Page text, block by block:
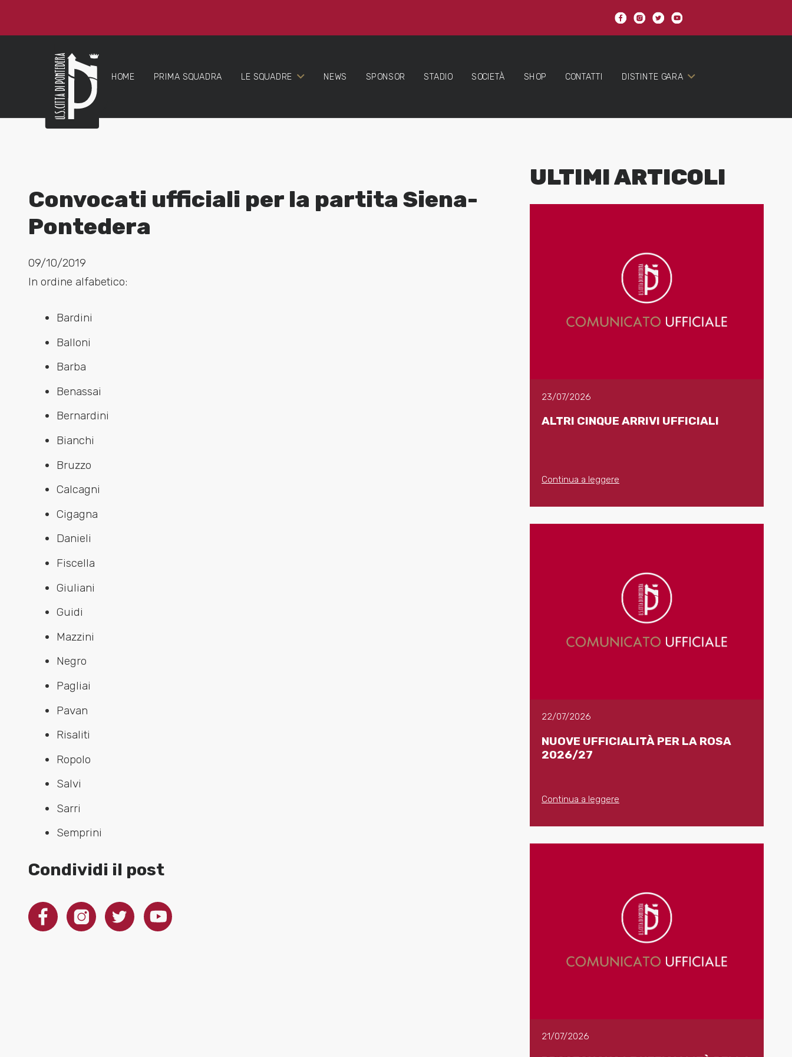
HOME PRIMA SQUADRA LE SQUADRE NEWS SPONSOR STADIO SOCIETÀ SHOP CONTATTI DISTINTE GARA
Convocati ufficiali per la partita Siena-
Pontedera
09/10/2019
In ordine alfabetico:
Bardini
Balloni
Barba
Benassai
Bernardini
Bianchi
Bruzzo
Calcagni
Cigagna
Danieli
Fiscella
Giuliani
Guidi
Mazzini
Negro
Pagliai
Pavan
Risaliti
Ropolo
Salvi
Sarri
Semprini
Condividi il post
ULTIMI ARTICOLI
23/07/2026
ALTRI CINQUE ARRIVI UFFICIALI
Continua a leggere
22/07/2026
NUOVE UFFICIALITÀ PER LA ROSA
2026/27
Continua a leggere
21/07/2026